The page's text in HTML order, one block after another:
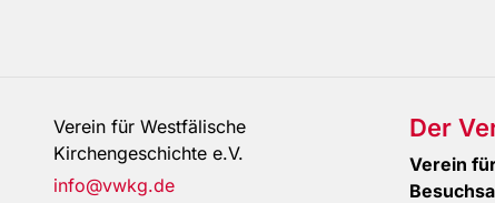
Verein für Westfälische
Kirchengeschichte e.V.
info@vwkg.de
Der
Verein